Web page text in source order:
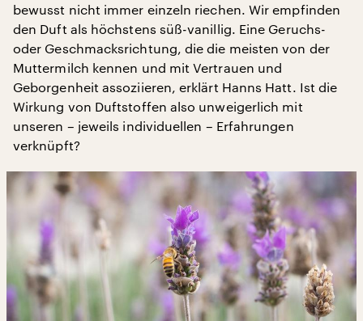
bewusst nicht immer einzeln riechen. Wir empfinden
den Duft als höchstens süß-vanillig. Eine Geruchs-
oder Geschmacksrichtung, die die meisten von der
Muttermilch kennen und mit Vertrauen und
Geborgenheit assoziieren, erklärt Hanns Hatt. Ist die
Wirkung von Duftstoffen also unweigerlich mit
unseren – jeweils individuellen – Erfahrungen
verknüpft?